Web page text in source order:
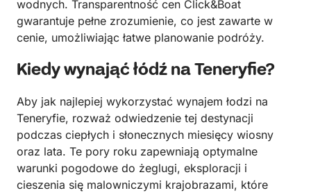
wodnych. Transparentność cen Click&Boat
gwarantuje pełne zrozumienie, co jest zawarte w
cenie, umożliwiając łatwe planowanie podróży.
Kiedy wynająć łódź na Teneryfie?
Aby jak najlepiej wykorzystać wynajem łodzi na
Teneryfie, rozważ odwiedzenie tej destynacji
podczas ciepłych i słonecznych miesięcy wiosny
oraz lata. Te pory roku zapewniają optymalne
warunki pogodowe do żeglugi, eksploracji i
cieszenia się malowniczymi krajobrazami, które